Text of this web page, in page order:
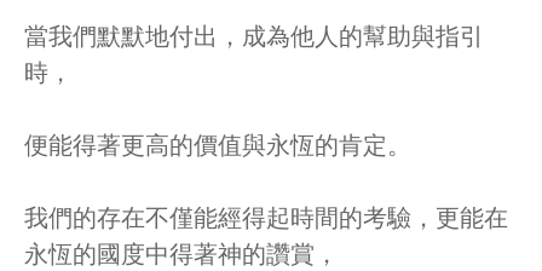
當我們默默地付出，成為他人的幫助與指引
時，
便能得著更高的價值與永恆的肯定。
我們的存在不僅能經得起時間的考驗，更能在
永恆的國度中得著神的讚賞，